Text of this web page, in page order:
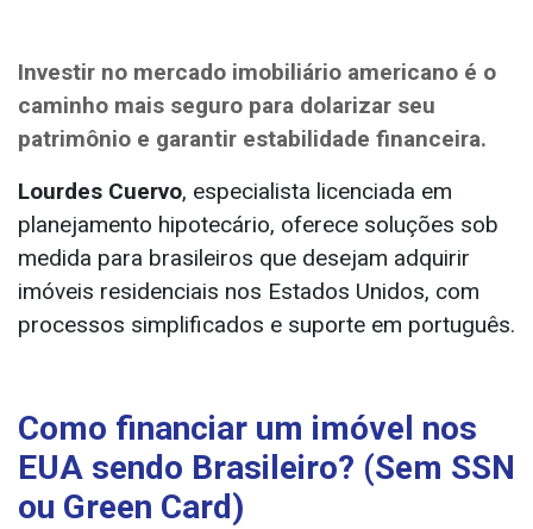
Investir no mercado imobiliário americano é o
caminho mais seguro para dolarizar seu
patrimônio e garantir estabilidade financeira.
Lourdes Cuervo, especialista licenciada em
planejamento hipotecário, oferece soluções sob
medida para brasileiros que desejam adquirir
imóveis residenciais nos Estados Unidos, com
processos simplificados e suporte em português.
Como financiar um imóvel nos
EUA sendo Brasileiro? (Sem SSN
ou Green Card)